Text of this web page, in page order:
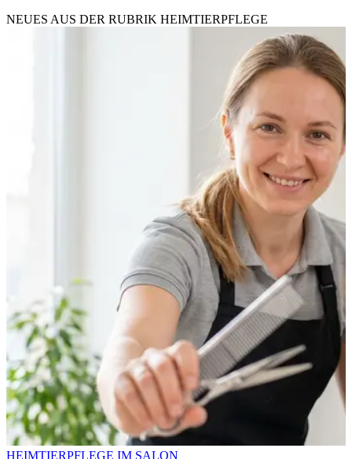
NEUES AUS DER RUBRIK HEIMTIERPFLEGE
HEIMTIERPFLEGE IM SALON